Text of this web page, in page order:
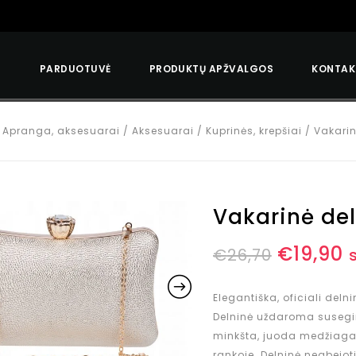
PARDUOTUVĖ PRODUKTŲ APŽVALGOS
Apranga, aksesuarai / Aksesuarai / Kuprinės, krepšiai /
Vakarinė
€26,70 €19,90
Elegantiška, oficiali
Delninė uždaroma
minkšta, juoda